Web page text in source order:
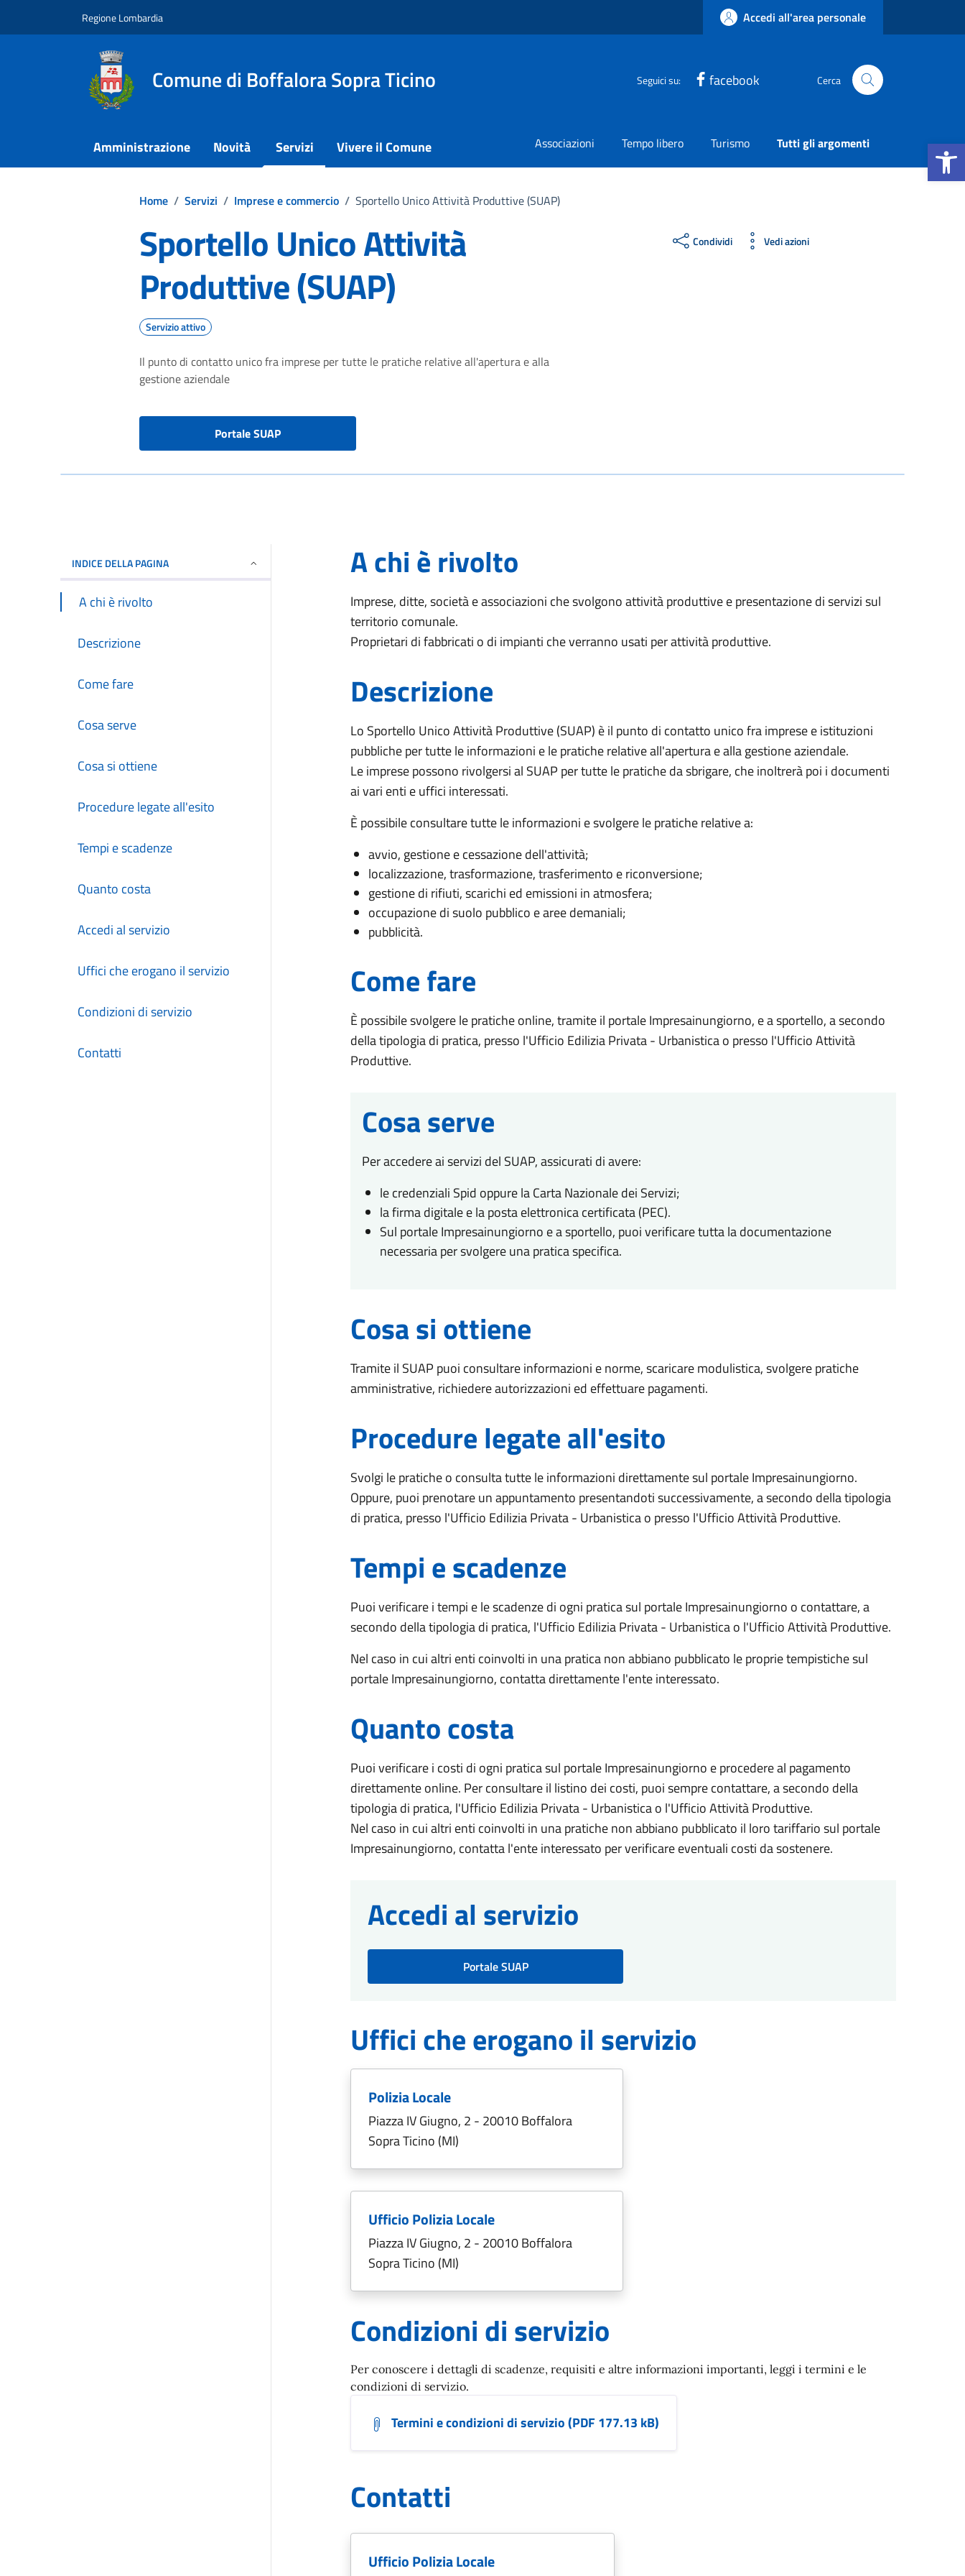
Apri la
Regione Lombardia Accedi all'area personale
Comune di Boffalora Sopra Ticino Seguici su: facebook Cerca
Amministrazione Novità Servizi Vivere il Comune Associazioni Tempo libero Turismo Tutti gli argomenti
Home / Servizi / Imprese e commercio / Sportello Unico Attività Produttive (SUAP)
Sportello Unico Attività
Produttive (SUAP)
Servizio attivo
Il punto di contatto unico fra imprese per tutte le pratiche relative all'apertura e alla
gestione aziendale
Portale SUAP
Condividi Vedi azioni
INDICE DELLA PAGINA
A chi è rivolto
Descrizione
Come fare
Cosa serve
Cosa si ottiene
Procedure legate all'esito
Tempi e scadenze
Quanto costa
Accedi al servizio
Uffici che erogano il servizio
Condizioni di servizio
Contatti
A chi è rivolto
Imprese, ditte, società e associazioni che svolgono attività produttive e presentazione di servizi sul
territorio comunale.
Proprietari di fabbricati o di impianti che verranno usati per attività produttive.
Descrizione
Lo Sportello Unico Attività Produttive (SUAP) è il punto di contatto unico fra imprese e istituzioni
pubbliche per tutte le informazioni e le pratiche relative all'apertura e alla gestione aziendale.
Le imprese possono rivolgersi al SUAP per tutte le pratiche da sbrigare, che inoltrerà poi i documenti
ai vari enti e uffici interessati.
È possibile consultare tutte le informazioni e svolgere le pratiche relative a:
avvio, gestione e cessazione dell'attività;
localizzazione, trasformazione, trasferimento e riconversione;
gestione di rifiuti, scarichi ed emissioni in atmosfera;
occupazione di suolo pubblico e aree demaniali;
pubblicità.
Come fare
È possibile svolgere le pratiche online, tramite il portale Impresainungiorno, e a sportello, a secondo
della tipologia di pratica, presso l'Ufficio Edilizia Privata - Urbanistica o presso l'Ufficio Attività
Produttive.
Cosa serve
Per accedere ai servizi del SUAP, assicurati di avere:
le credenziali Spid oppure la Carta Nazionale dei Servizi;
la firma digitale e la posta elettronica certificata (PEC).
Sul portale Impresainungiorno e a sportello, puoi verificare tutta la documentazione
necessaria per svolgere una pratica specifica.
Cosa si ottiene
Tramite il SUAP puoi consultare informazioni e norme, scaricare modulistica, svolgere pratiche
amministrative, richiedere autorizzazioni ed effettuare pagamenti.
Procedure legate all'esito
Svolgi le pratiche o consulta tutte le informazioni direttamente sul portale Impresainungiorno.
Oppure, puoi prenotare un appuntamento presentandoti successivamente, a secondo della tipologia
di pratica, presso l'Ufficio Edilizia Privata - Urbanistica o presso l'Ufficio Attività Produttive.
Tempi e scadenze
Puoi verificare i tempi e le scadenze di ogni pratica sul portale Impresainungiorno o contattare, a
secondo della tipologia di pratica, l'Ufficio Edilizia Privata - Urbanistica o l'Ufficio Attività Produttive.
Nel caso in cui altri enti coinvolti in una pratica non abbiano pubblicato le proprie tempistiche sul
portale Impresainungiorno, contatta direttamente l'ente interessato.
Quanto costa
Puoi verificare i costi di ogni pratica sul portale Impresainungiorno e procedere al pagamento
direttamente online. Per consultare il listino dei costi, puoi sempre contattare, a secondo della
tipologia di pratica, l'Ufficio Edilizia Privata - Urbanistica o l'Ufficio Attività Produttive.
Nel caso in cui altri enti coinvolti in una pratiche non abbiano pubblicato il loro tariffario sul portale
Impresainungiorno, contatta l'ente interessato per verificare eventuali costi da sostenere.
Accedi al servizio
Portale SUAP
Uffici che erogano il servizio
Polizia Locale
Piazza IV Giugno, 2 - 20010 Boffalora
Sopra Ticino (MI)
Ufficio Polizia Locale
Piazza IV Giugno, 2 - 20010 Boffalora
Sopra Ticino (MI)
Condizioni di servizio
Per conoscere i dettagli di scadenze, requisiti e altre informazioni importanti, leggi i termini e le
condizioni di servizio.
Termini e condizioni di servizio (PDF 177.13 kB)
Contatti
Ufficio Polizia Locale